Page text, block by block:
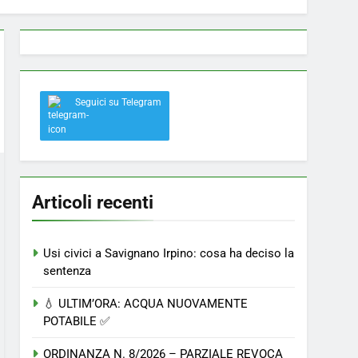
a Savignano: misura anti-rapina fino alle 8:30
nostro paese
Seguici su Telegram
Articoli recenti
Usi civici a Savignano Irpino: cosa ha deciso la
sentenza
💧 ULTIM’ORA: ACQUA NUOVAMENTE
POTABILE ✅
ORDINANZA N. 8/2026 – PARZIALE REVOCA